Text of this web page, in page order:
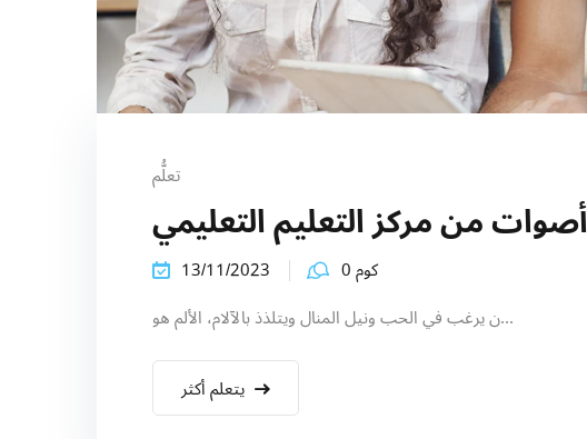
تعلُّم
أصوات من مركز التعليم التعليمي
13/11/2023
كوم 0
ن يرغب في الحب ونيل المنال ويتلذذ بالآلام، الألم هو...
يتعلم أكثر